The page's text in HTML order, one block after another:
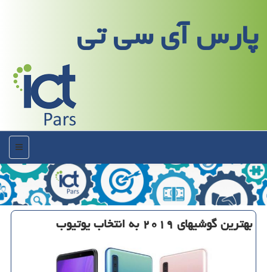
پارس آی سی تی
منو
بهترین گوشیهای ۲۰۱۹ به انتخاب یوتیوب